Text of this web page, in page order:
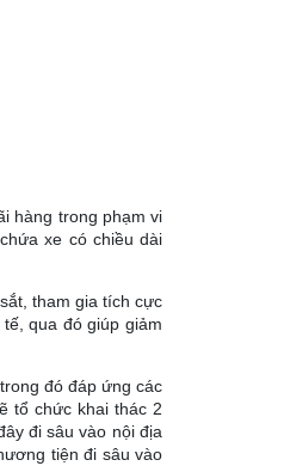
hàng trong phạm vi
xe có chiều dài
tham gia tích cực
qua đó giúp giảm
đó đáp ứng các
tổ chức khai thác 2
đi sâu vào nội địa
tiện đi sâu vào